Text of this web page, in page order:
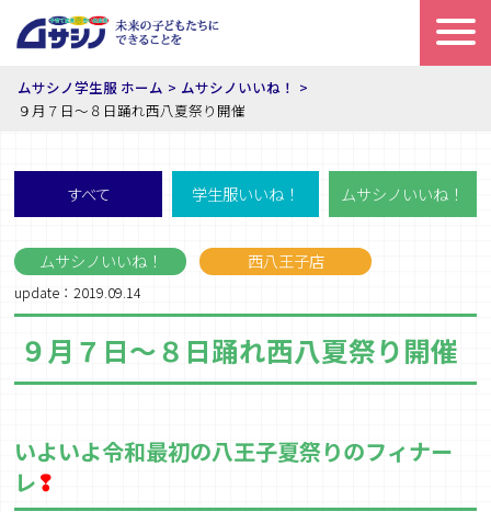
ムサシノ学生服 ホーム
ムサシノいいね！
９月７日～８日踊れ西八夏祭り開催
すべて 学生服いいね！ ムサシノいいね！
ムサシノいいね！ 西八王子店
update：2019.09.14
９月７日～８日踊れ西八夏祭り開催
いよいよ令和最初の八王子夏祭りのフィナー
レ❢